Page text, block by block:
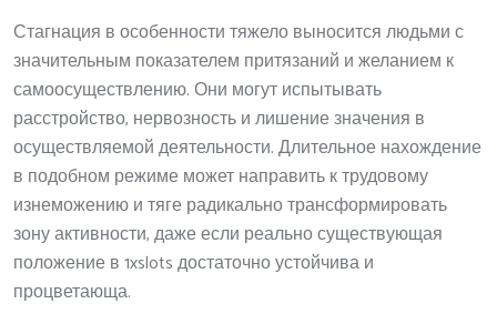
Стагнация в особенности тяжело выносится людьми с
значительным показателем притязаний и желанием к
самоосуществлению. Они могут испытывать
расстройство, нервозность и лишение значения в
осуществляемой деятельности. Длительное нахождение
в подобном режиме может направить к трудовому
изнеможению и тяге радикально трансформировать
зону активности, даже если реально существующая
положение в 1xslots достаточно устойчива и
процветающа.